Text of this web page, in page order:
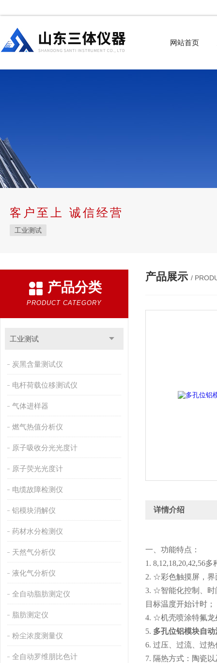
网站首页
客户至上 诚信经营
工业测试
产品分类
PRODUCT CATEGORY
工业测试
炭黑含量测试仪
电杆荷载位移测试仪
气体进样器
燃气热值分析仪
原子吸收分光光度计
原子荧光光度计
电缆故障检测仪
铝模块消解仪
药材水分检测仪
天然气分析仪
液化气分析仪
全自动脂肪测定仪
脂肪测定仪
粉尘浓度测量仪
全自动罗维朋比色计
产品展示 /
详情介绍
一、功能特点：
1. 8,12,18,20,42,56
2. ☆彩色触摸屏，界
3. ☆智能化控制、时
目标温度开始计时；
4. ☆机壳喷涂特氟龙
5. 多孔位铝模块自
6. 过压、过流、过
7. 隔热方式：陶瓷